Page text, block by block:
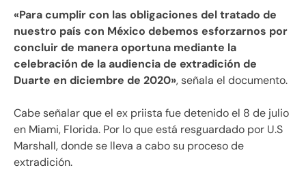
«Para cumplir con las obligaciones del tratado de
nuestro país con México debemos esforzarnos por
concluir de manera oportuna mediante la
celebración de la audiencia de extradición de
Duarte en diciembre de 2020», señala el documento.
Cabe señalar que el ex priista fue detenido el 8 de julio
en Miami, Florida. Por lo que está resguardado por U.S
Marshall, donde se lleva a cabo su proceso de
extradición.